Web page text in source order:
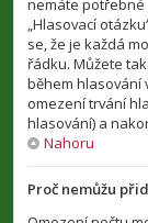
nemáte potřebné
„Hlasovací
se, že je každá
řádku. Můžete
během hlasování
omezení trvání
hlasování) a
Nahoru
Proč nemůžu